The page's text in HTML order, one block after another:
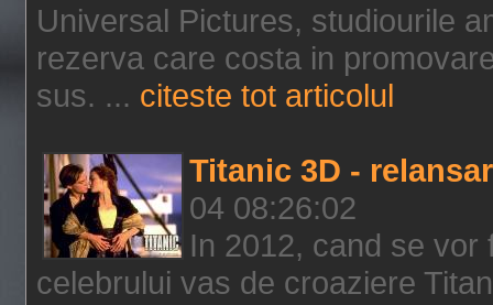
Universal Pictures, studiourile
rezerva care costa in
sus. ... citeste tot articolul
Titanic 3D -
04 08:26:02
In 2012, cand se
celebrului vas de croaziere